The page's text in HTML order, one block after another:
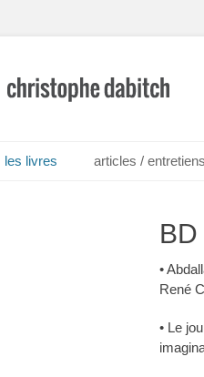
Christophe
Écrivain et scénariste français né à
Premier menu
les livres articles / entretiens
BD
•
René
• Le